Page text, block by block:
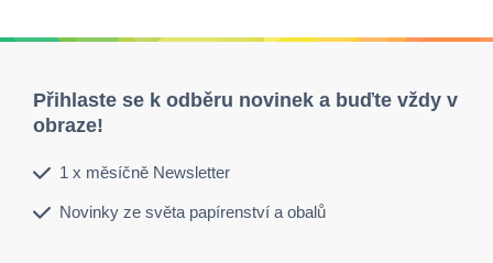
Přihlaste se k odběru novinek a buďte vždy v
obraze!
1 x měsíčně Newsletter
Novinky ze světa papírenství a obalů